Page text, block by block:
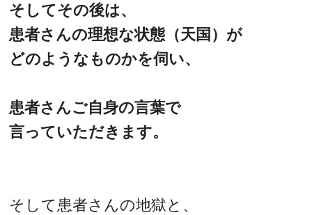
そしてその後は、
患者さんの理想な状態（天国）が
どのようなものかを伺い、
患者さんご自身の言葉で
言っていただきます。
そして患者さんの地獄と、